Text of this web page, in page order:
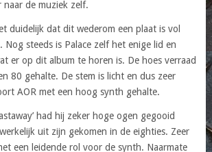
naar de muziek zelf.
duidelijk dat dit wederom een plaat is vol
Nog steeds is Palace zelf het enige lid en
er op dit album te horen is. De hoes verraad
80 gehalte. De stem is licht en dus zeer
AOR met een hoog synth gehalte.
had hij zeker hoge ogen gegooid
uit zijn gekomen in de eighties. Zeer
een leidende rol voor de synth. Naarmate